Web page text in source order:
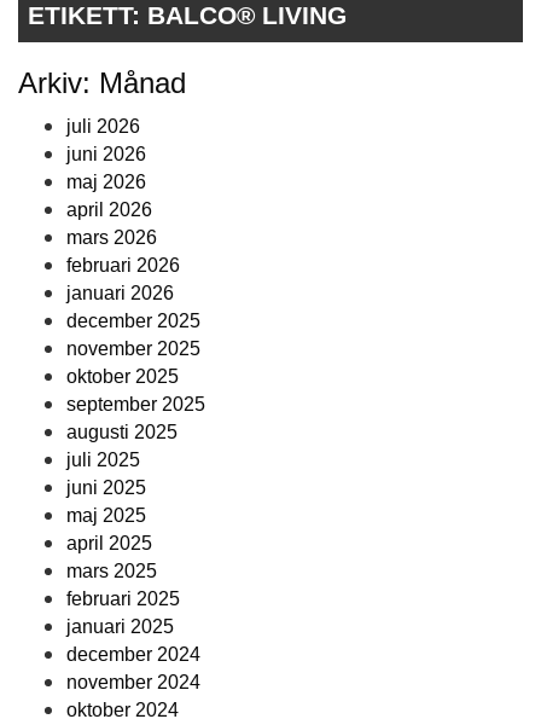
ETIKETT: BALCO® LIVING
Arkiv: Månad
juli 2026
juni 2026
maj 2026
april 2026
mars 2026
februari 2026
januari 2026
december 2025
november 2025
oktober 2025
september 2025
augusti 2025
juli 2025
juni 2025
maj 2025
april 2025
mars 2025
februari 2025
januari 2025
december 2024
november 2024
oktober 2024